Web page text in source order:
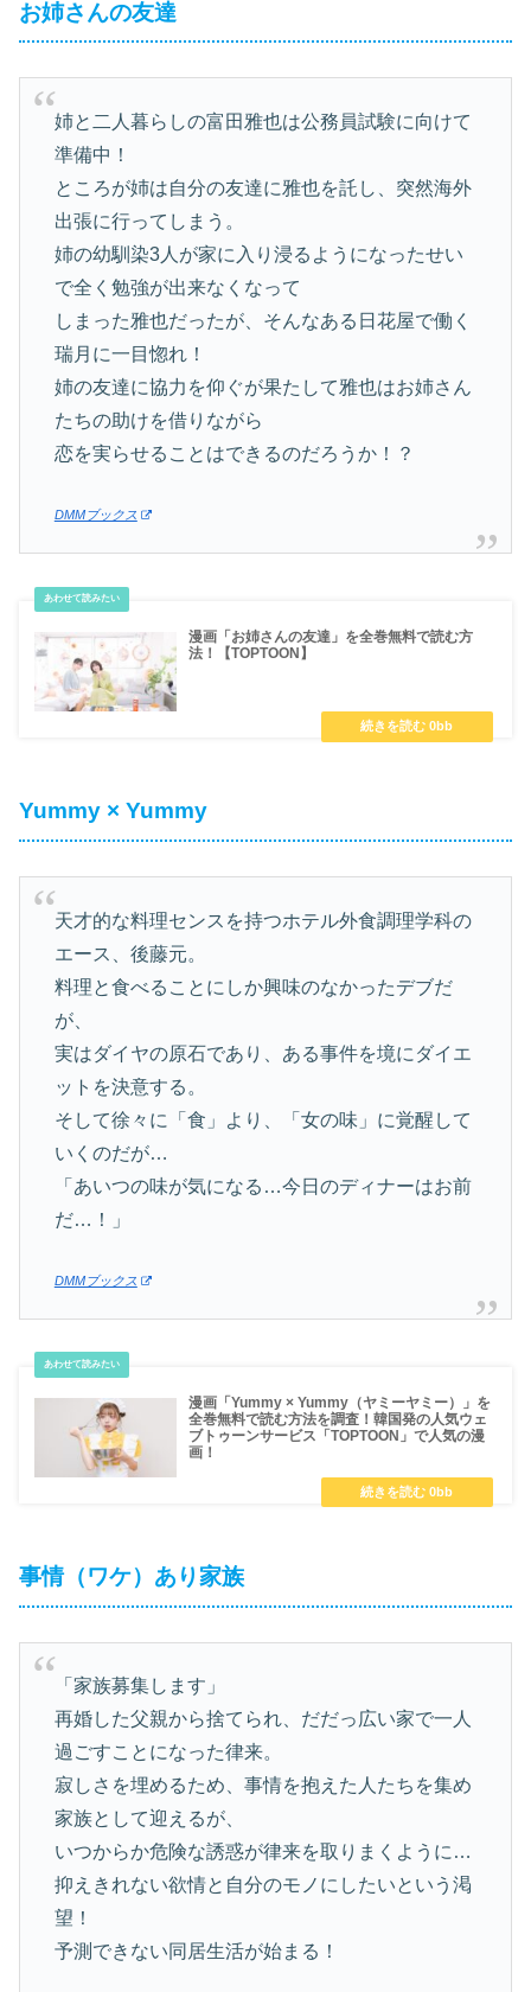
お姉さんの友達
姉と二人暮らしの富田雅也は公務員試験に向けて
準備中！
ところが姉は自分の友達に雅也を託し、突然海外
出張に行ってしまう。
姉の幼馴染3人が家に入り浸るようになったせい
で全く勉強が出来なくなって
しまった雅也だったが、そんなある日花屋で働く
瑞月に一目惚れ！
姉の友達に協力を仰ぐが果たして雅也はお姉さん
たちの助けを借りながら
恋を実らせることはできるのだろうか！？
DMMブックス
漫画「お姉さんの友達」を全巻無料で読む方
法！【TOPTOON】
Yummy × Yummy
天才的な料理センスを持つホテル外食調理学科の
エース、後藤元。
料理と食べることにしか興味のなかったデブだ
が、
実はダイヤの原石であり、ある事件を境にダイエ
ットを決意する。
そして徐々に「食」より、「女の味」に覚醒して
いくのだが…
「あいつの味が気になる…今日のディナーはお前
だ…！」
DMMブックス
漫画「Yummy × Yummy（ヤミーヤミー）」を
全巻無料で読む方法を調査！韓国発の人気ウェ
ブトゥーンサービス「TOPTOON」で人気の漫
画！
事情（ワケ）あり家族
「家族募集します」
再婚した父親から捨てられ、だだっ広い家で一人
過ごすことになった律来。
寂しさを埋めるため、事情を抱えた人たちを集め
家族として迎えるが、
いつからか危険な誘惑が律来を取りまくように…
抑えきれない欲情と自分のモノにしたいという渇
望！
予測できない同居生活が始まる！